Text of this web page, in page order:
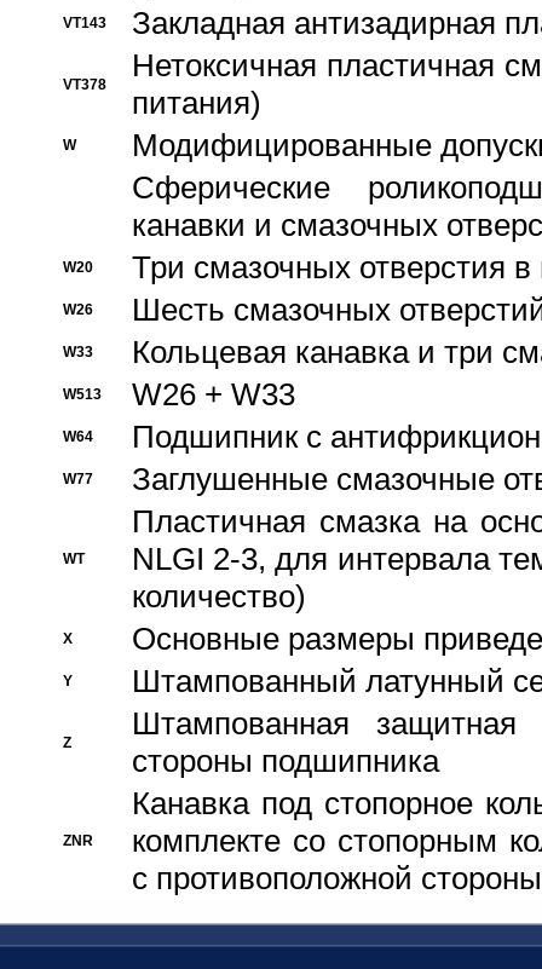
VT143 Закладная антизадирная
VT378
Нетоксичная пластичная
питания)
W
Модифицированные
Сферические
канавки и смазочных
W20 Три смазочных отверстия
W26 Шесть смазочных
W33 Кольцевая канавка и три
W513 W26 + W33
W64 Подшипник с
W77 Заглушенные смазочные
WT
Пластичная смазка на
NLGI 2-3, для интервала
количество)
X Основные размеры
Y Штампованный латунный
Z
Штампованная
стороны подшипника
ZNR
Канавка под стопорное
комплекте со стопорным
с противоположной стороны